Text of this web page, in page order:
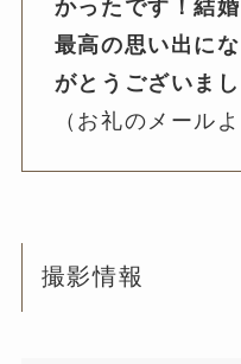
かったです！結
最高の思い出に
がとうございま
（お礼のメール
撮影情報